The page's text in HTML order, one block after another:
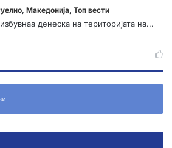
, Македонија, Топ вести
денеска на територијата на...